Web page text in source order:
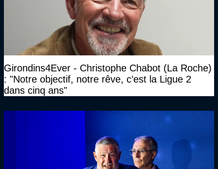
Girondins4Ever - Christophe Chabot (La Roche)
: "Notre objectif, notre rêve, c’est la Ligue 2
dans cinq ans"